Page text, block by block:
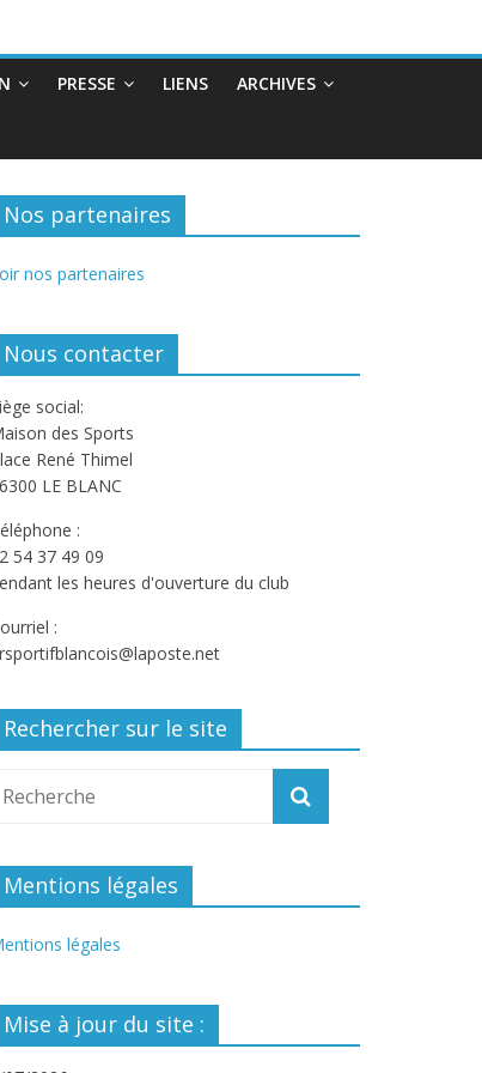
PRESSE LIENS ARCHIVES
Nos partenaires
nos partenaires
Nous contacter
social:
des Sports
René Thimel
LE BLANC
:
54 37 49 09
les heures d'ouverture du club
:
Rechercher sur le site
Mentions légales
légales
Mise à jour du site :